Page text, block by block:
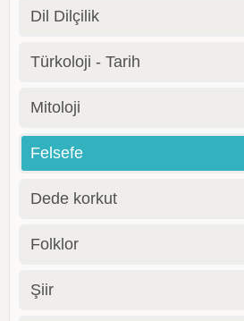
Dil Dilçilik
Türkoloji - Tarih
Mitoloji
Felsefe
Dede korkut
Folklor
Şiir